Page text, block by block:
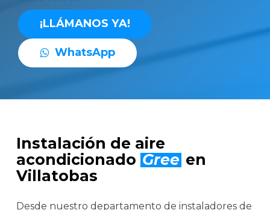
¡LLÁMANOS YA!
WhatsApp
Instalación de aire
acondicionado Gree en
Villatobas
Desde nuestro departamento de instaladores de